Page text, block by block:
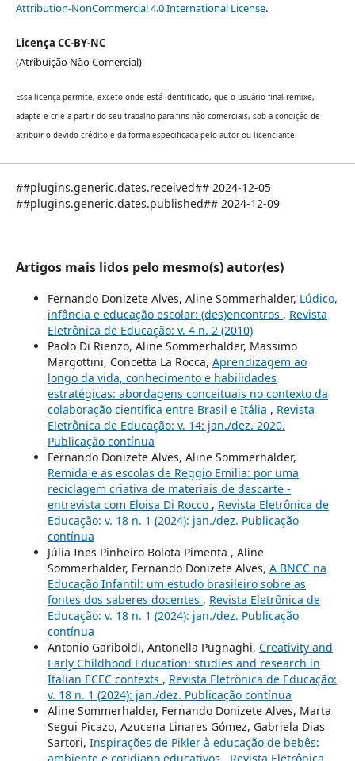
Attribution-NonCommercial 4.0 International License.
Licença CC-BY-NC
(Atribuição Não Comercial)
Essa licença permite, exceto onde está identificado, que o usuário final remixe,
adapte e crie a partir do seu trabalho para fins não comerciais, sob a condição de
atribuir o devido crédito e da forma especificada pelo autor ou licenciante.
##plugins.generic.dates.received## 2024-12-05
##plugins.generic.dates.published## 2024-12-09
Artigos mais lidos pelo mesmo(s) autor(es)
Fernando Donizete Alves, Aline Sommerhalder, Lúdico,
infância e educação escolar: (des)encontros , Revista
Eletrônica de Educação: v. 4 n. 2 (2010)
Paolo Di Rienzo, Aline Sommerhalder, Massimo
Margottini, Concetta La Rocca, Aprendizagem ao
longo da vida, conhecimento e habilidades
estratégicas: abordagens conceituais no contexto da
colaboração científica entre Brasil e Itália , Revista
Eletrônica de Educação: v. 14: jan./dez. 2020.
Publicação contínua
Fernando Donizete Alves, Aline Sommerhalder,
Remida e as escolas de Reggio Emilia: por uma
reciclagem criativa de materiais de descarte -
entrevista com Eloisa Di Rocco , Revista Eletrônica de
Educação: v. 18 n. 1 (2024): jan./dez. Publicação
contínua
Júlia Ines Pinheiro Bolota Pimenta , Aline
Sommerhalder, Fernando Donizete Alves, A BNCC na
Educação Infantil: um estudo brasileiro sobre as
fontes dos saberes docentes , Revista Eletrônica de
Educação: v. 18 n. 1 (2024): jan./dez. Publicação
contínua
Antonio Gariboldi, Antonella Pugnaghi, Creativity and
Early Childhood Education: studies and research in
Italian ECEC contexts , Revista Eletrônica de Educação:
v. 18 n. 1 (2024): jan./dez. Publicação contínua
Aline Sommerhalder, Fernando Donizete Alves, Marta
Segui Picazo, Azucena Linares Gómez, Gabriela Dias
Sartori, Inspirações de Pikler à educação de bebês: